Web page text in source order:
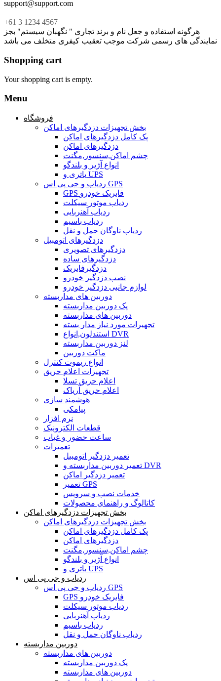
support@support.com
+61 3 1234 4567
هرگونه استفاده و جعل نام و برند تجاری " نگهبان سیستم" بجز
نمایندگی های رسمی شرکت موجب تعقیب کیفری متخلف می باشد
Shopping cart
Your shopping cart is empty.
Menu
فروشگاه
بخش تجهیزات دزدگیرهای اماکن
پک کامل دزدگیرهای اماکن
دزدگیرهای اماکن
چشم اماکن,سنسور,مگنت
انواع آژیر و بلندگو
باتری و UPS
ردیاب و جی پی اس GPS
GPS فابریک خودرو
ردیاب موتور سیکلت
ردیاب آهنربایی
ردیاب باسیم
ردیاب ناوگان حمل و نقل
دزدگیرهای اتومبیل
دزدگیرهای تصویری
دزدگیرهای ساده
دزدگیرفابریک
نصب دزدگیر خودرو
لوازم جانبی دزدگیر خودرو
دوربین های مداربسته
پک دوربین مداربسته
دوربین های مداربسته
تجهیرات مورد نیاز مدار بسته
استندلون,انواع DVR
لنز دوربین مداربسته
ماکت دوربین
انواع ریموت کنترل
تجهیزات اعلام حریق
اعلام حریق تسلا
اعلام حریق آریاک
هوشمند سازی
پیامکی
نرم افزار
قطعات الکترونیک
ساعت حضور و غیاب
تعمیرات
تعمیر دزدگیر اتومبیل
تعمیر دوربین مداربسته و DVR
تعمیر دزدگیر اماکن
تعمیر GPS
خدمات نصب و سرویس
کاتالوگ و راهنمای محصولات
بخش تجهیزات دزدگیرهای اماکن
بخش تجهیزات دزدگیرهای اماکن
پک کامل دزدگیرهای اماکن
دزدگیرهای اماکن
چشم اماکن,سنسور,مگنت
انواع آژیر و بلندگو
باتری و UPS
ردیاب و جی پی اس
ردیاب و جی پی اس GPS
GPS فابریک خودرو
ردیاب موتور سیکلت
ردیاب آهنربایی
ردیاب باسیم
ردیاب ناوگان حمل و نقل
دوربین مداربسته
دوربین های مداربسته
پک دوربین مداربسته
دوربین های مداربسته